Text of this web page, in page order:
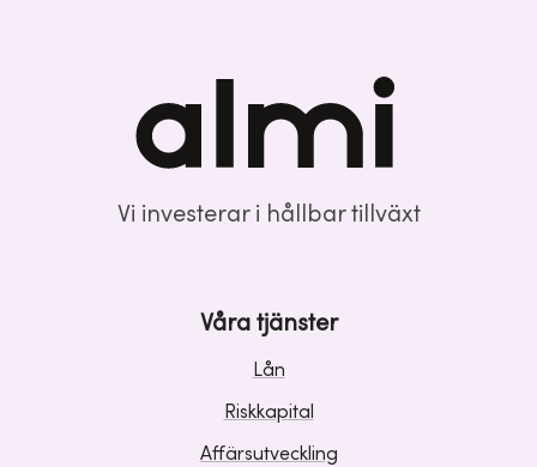
Vi investerar i hållbar tillväxt
Våra tjänster
Lån
Riskkapital
Affärsutveckling